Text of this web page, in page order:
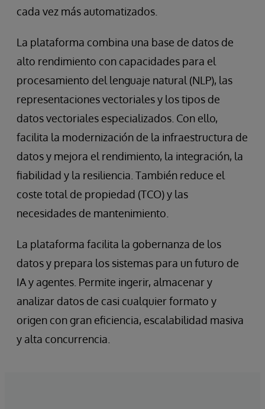
cada vez más automatizados.
La plataforma combina una base de datos de
alto rendimiento con capacidades para el
procesamiento del lenguaje natural (NLP), las
representaciones vectoriales y los tipos de
datos vectoriales especializados. Con ello,
facilita la modernización de la infraestructura de
datos y mejora el rendimiento, la integración, la
fiabilidad y la resiliencia. También reduce el
coste total de propiedad (TCO) y las
necesidades de mantenimiento.
La plataforma facilita la gobernanza de los
datos y prepara los sistemas para un futuro de
IA y agentes. Permite ingerir, almacenar y
analizar datos de casi cualquier formato y
origen con gran eficiencia, escalabilidad masiva
y alta concurrencia.